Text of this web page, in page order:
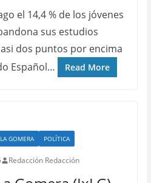
el 14,4 % de los jóvenes
sus estudios
dos puntos por encima
Español…
Read More
LA GOMERA POLÍTICA
Redacción Redacción